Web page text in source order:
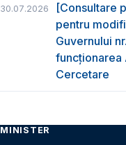
30.07.2026
[Consultare
pentru
Guvernului
funcţionarea
Cercetare
MINISTER